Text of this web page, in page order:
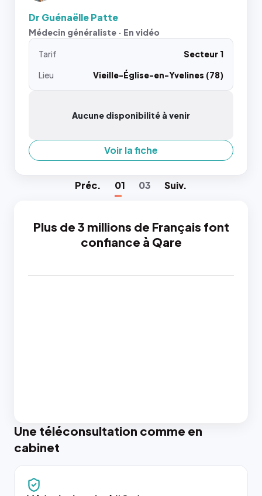
Dr Guénaëlle Patte
Médecin généraliste · En vidéo
Tarif
Secteur 1
Lieu
Vieille-Église-en-Yvelines (78)
Aucune disponibilité à venir
Voir la fiche
Préc. 01 03 Suiv.
Plus de 3 millions de Français font
confiance à Qare
Une téléconsultation comme en
cabinet